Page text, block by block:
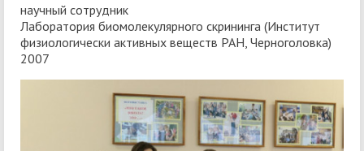
научный сотрудник
Лаборатория биомолекулярного скрининга (Институт
физиологически активных веществ РАН, Черноголовка)
2007